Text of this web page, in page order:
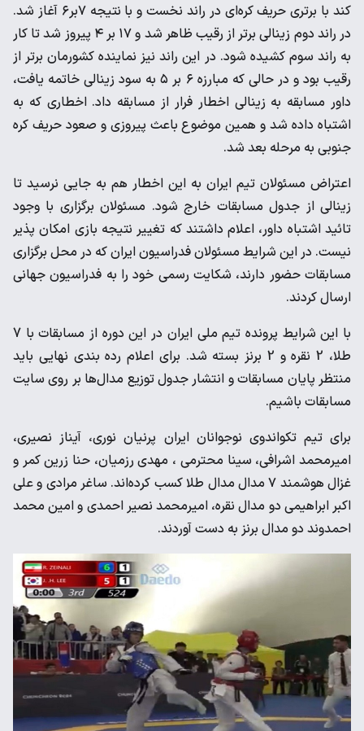
کند با برتری حریف کره‌ای در راند نخست و با نتیجه ۷بر۶ آغاز شد.
در راند دوم زینالی برتر از رقیب ظاهر شد و ۱۷ بر ۴ پیروز شد تا کار
به راند سوم کشیده شود. در این راند نیز نماینده کشورمان برتر از
رقیب بود و در حالی که مبارزه ۶ بر ۵ به سود زینالی خاتمه یافت،
داور مسابقه به زینالی اخطار فرار از مسابقه داد. اخطاری که به
اشتباه داده شد و همین موضوع باعث پیروزی و صعود حریف کره
جنوبی به مرحله بعد شد.
اعتراض مسئولان تیم ایران به این اخطار هم به جایی نرسید تا
زینالی از جدول مسابقات خارج شود. مسئولان برگزاری با وجود
تائید اشتباه داور، اعلام داشتند که تغییر نتیجه بازی امکان پذیر
نیست. در این شرایط مسئولان فدراسیون ایران که در محل برگزاری
مسابقات حضور دارند، شکایت رسمی خود را به فدراسیون جهانی
ارسال کردند.
با این شرایط پرونده تیم ملی ایران در این دوره از مسابقات با 7
طلا، 2 نقره و 2 برنز بسته شد. برای اعلام رده بندی نهایی باید
منتظر پایان مسابقات و انتشار جدول توزیع مدال‌ها بر روی سایت
مسابقات باشیم.
برای تیم تکواندوی نوجوانان ایران پرنیان نوری، آیناز نصیری،
امیرمحمد اشرافی، سینا محترمی ، مهدی رزمیان، حنا زرین کمر و
غزال هوشمند ۷ مدال مدال طلا کسب کرده‌اند. ساغر مرادی و علی
اکبر ابراهیمی دو مدال نقره، امیرمحمد نصیر احمدی و امین محمد
احمدوند دو مدال برنز به دست آوردند.